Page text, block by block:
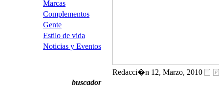
Marcas
Complementos
Gente
Estilo de vida
Noticias y Eventos
buscador
Redacci�n 12, Marzo, 2010